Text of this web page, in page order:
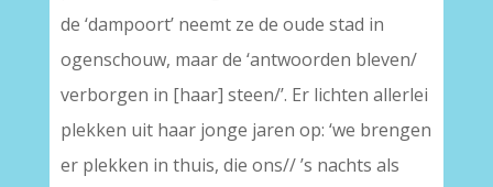
de ‘dampoort’ neemt ze de oude stad in
ogenschouw, maar de ‘antwoorden bleven/
verborgen in [haar] steen/’. Er lichten allerlei
plekken uit haar jonge jaren op: ‘we brengen
er plekken in thuis, die ons// ’s nachts als